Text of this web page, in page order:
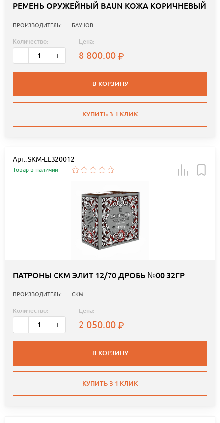
РЕМЕНЬ ОРУЖЕЙНЫЙ BAUN КОЖА КОРИЧНЕВЫЙ
ПРОИЗВОДИТЕЛЬ: БАУНОВ
Количество:
- +
Цена:
8 800.00
В КОРЗИНУ
КУПИТЬ В 1 КЛИК
Арт.: SKM-EL320012
Товар в наличии
ПАТРОНЫ СКМ ЭЛИТ 12/70 ДРОБЬ №00 32ГР
ПРОИЗВОДИТЕЛЬ: СКМ
Количество:
- +
Цена:
2 050.00
В КОРЗИНУ
КУПИТЬ В 1 КЛИК